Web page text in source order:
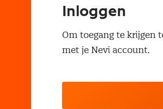
Inloggen
Om toegang te krijgen
met je Nevi account.